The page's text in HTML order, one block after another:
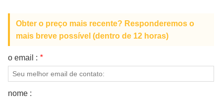
Obter o preço mais recente? Responderemos o
mais breve possível (dentro de 12 horas)
o email : *
nome :